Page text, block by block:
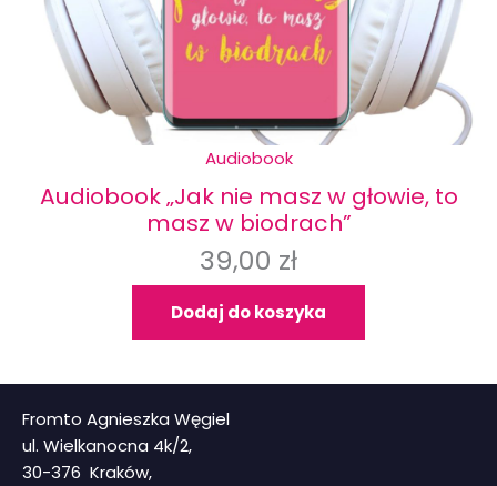
Audiobook
Audiobook „Jak nie masz w głowie, to
masz w biodrach”
39,00 zł
Dodaj do koszyka
Fromto Agnieszka Węgiel
ul. Wielkanocna 4k/2,
30-376 Kraków,